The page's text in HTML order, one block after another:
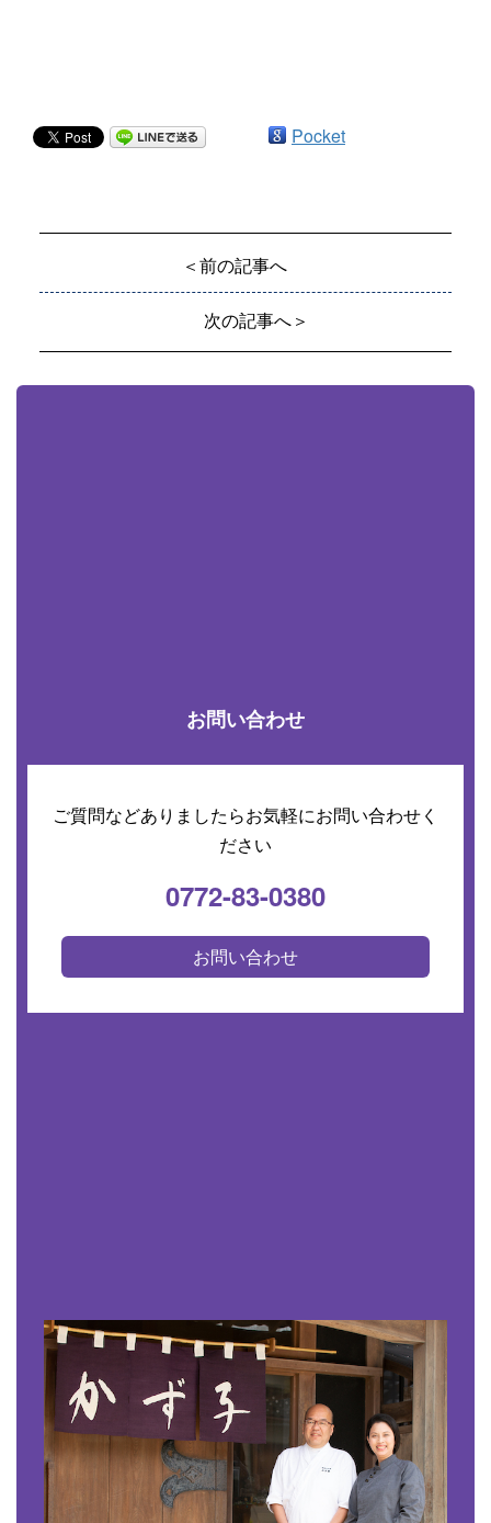
Pocket
＜前の記事へ
次の記事へ＞
お問い合わせ
ご質問などありましたらお気軽にお問い合わせく
ださい
0772-83-0380
お問い合わせ